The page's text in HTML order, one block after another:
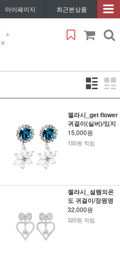
마이페이지 최근본상품
젤라시_get flower
귀걸이(실버)/있지
15,000원
150원 적립
젤라시_설렘의온
도 귀걸이/장원영
32,000원
320원 적립